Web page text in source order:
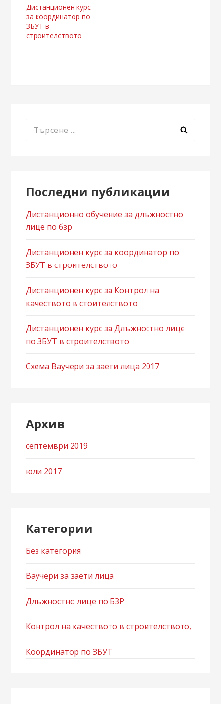
Навигация
Дистанционен курс
за координатор по
ЗБУТ в
строителството
Търсене
Последни публикации
Дистанционно обучение за длъжностно
лице по бзр
Дистанционен курс за координатор по
ЗБУТ в строителството
Дистанционен курс за Контрол на
качеството в стоителството
Дистанционен курс за Длъжностно лице
по ЗБУТ в строителството
Схема Ваучери за заети лица 2017
Архив
септември 2019
юли 2017
Категории
Без категория
Ваучери за заети лица
Длъжностно лице по БЗР
Контрол на качеството в строителството,
Координатор по ЗБУТ